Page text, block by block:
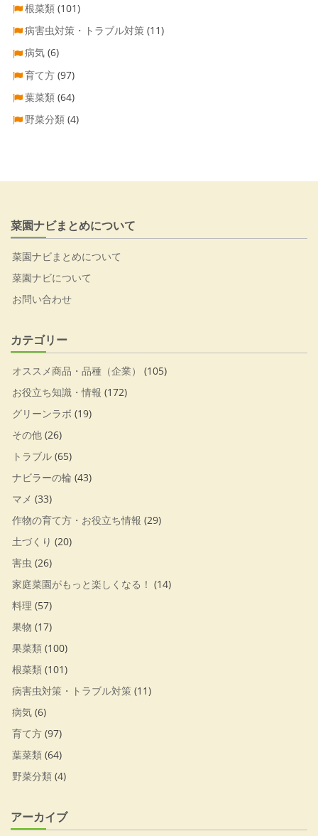
根菜類 (101)
病害虫対策・トラブル対策 (11)
病気 (6)
育て方 (97)
葉菜類 (64)
野菜分類 (4)
菜園ナビまとめについて
菜園ナビまとめについて
菜園ナビについて
お問い合わせ
カテゴリー
オススメ商品・品種（企業）
(105)
お役立ち知識・情報 (172)
グリーンラボ (19)
その他 (26)
トラブル (65)
ナビラーの輪 (43)
マメ (33)
作物の育て方・お役立ち情報 (29)
土づくり (20)
害虫 (26)
家庭菜園がもっと楽しくなる！ (14)
料理 (57)
果物 (17)
果菜類 (100)
根菜類 (101)
病害虫対策・トラブル対策 (11)
病気 (6)
育て方 (97)
葉菜類 (64)
野菜分類 (4)
アーカイブ